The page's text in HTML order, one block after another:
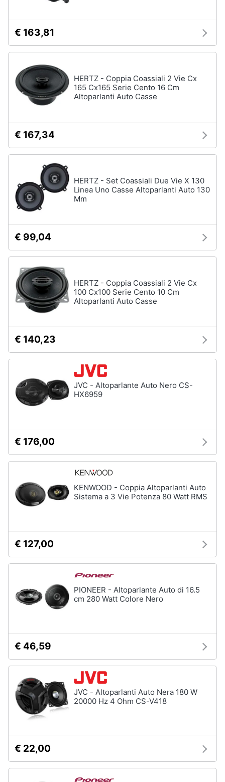
€ 163,81
HERTZ - Coppia Coassiali 2 Vie Cx
165 Cx165 Serie Cento 16 Cm
Altoparlanti Auto Casse
€ 167,34
HERTZ - Set Coassiali Due Vie X 130
Linea Uno Casse Altoparlanti Auto 130
Mm
€ 99,04
HERTZ - Coppia Coassiali 2 Vie Cx
100 Cx100 Serie Cento 10 Cm
Altoparlanti Auto Casse
€ 140,23
JVC - Altoparlante Auto Nero CS-
HX6959
€ 176,00
KENWOOD - Coppia Altoparlanti Auto
Sistema a 3 Vie Potenza 80 Watt RMS
€ 127,00
PIONEER - Altoparlante Auto di 16.5
cm 280 Watt Colore Nero
€ 46,59
JVC - Altoparlanti Auto Nera 180 W
20000 Hz 4 Ohm CS-V418
€ 22,00